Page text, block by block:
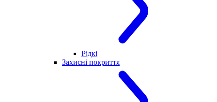
Рідкі
Захисні покриття